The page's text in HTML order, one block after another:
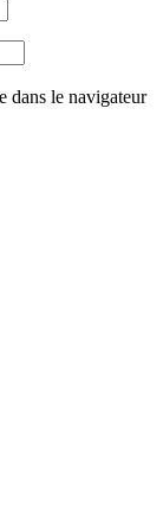
dans le navigateur